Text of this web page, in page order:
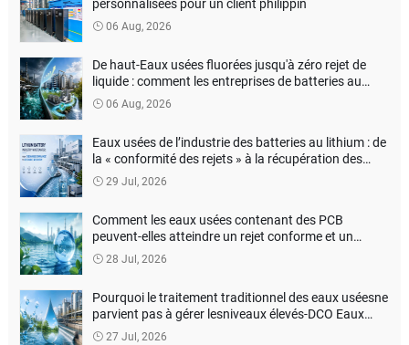
personnalisées pour un client philippin
06 Aug, 2026
De haut-Eaux usées fluorées jusqu'à zéro rejet de
liquide : comment les entreprises de batteries au
lithium peuvent-elles réduire les coûts de traitement
de l'environnement ?
06 Aug, 2026
Eaux usées de l’industrie des batteries au lithium : de
la « conformité des rejets » à la récupération des
ressources
29 Jul, 2026
Comment les eaux usées contenant des PCB
peuvent-elles atteindre un rejet conforme et un
traitement inoffensif ?
28 Jul, 2026
Pourquoi le traitement traditionnel des eaux uséesne
parvient pas à gérer lesniveaux élevés-DCO Eaux
usées ?
27 Jul, 2026